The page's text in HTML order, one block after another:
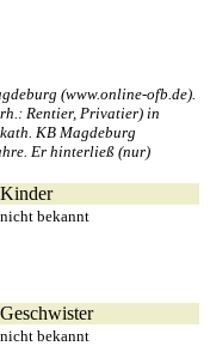
(www.online-ofb.de).
Rentier, Privatier) in
KB Magdeburg
Er hinterließ (nur)
Kinder
nicht bekannt
Geschwister
nicht bekannt